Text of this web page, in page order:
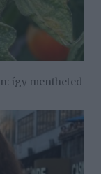
így mentheted